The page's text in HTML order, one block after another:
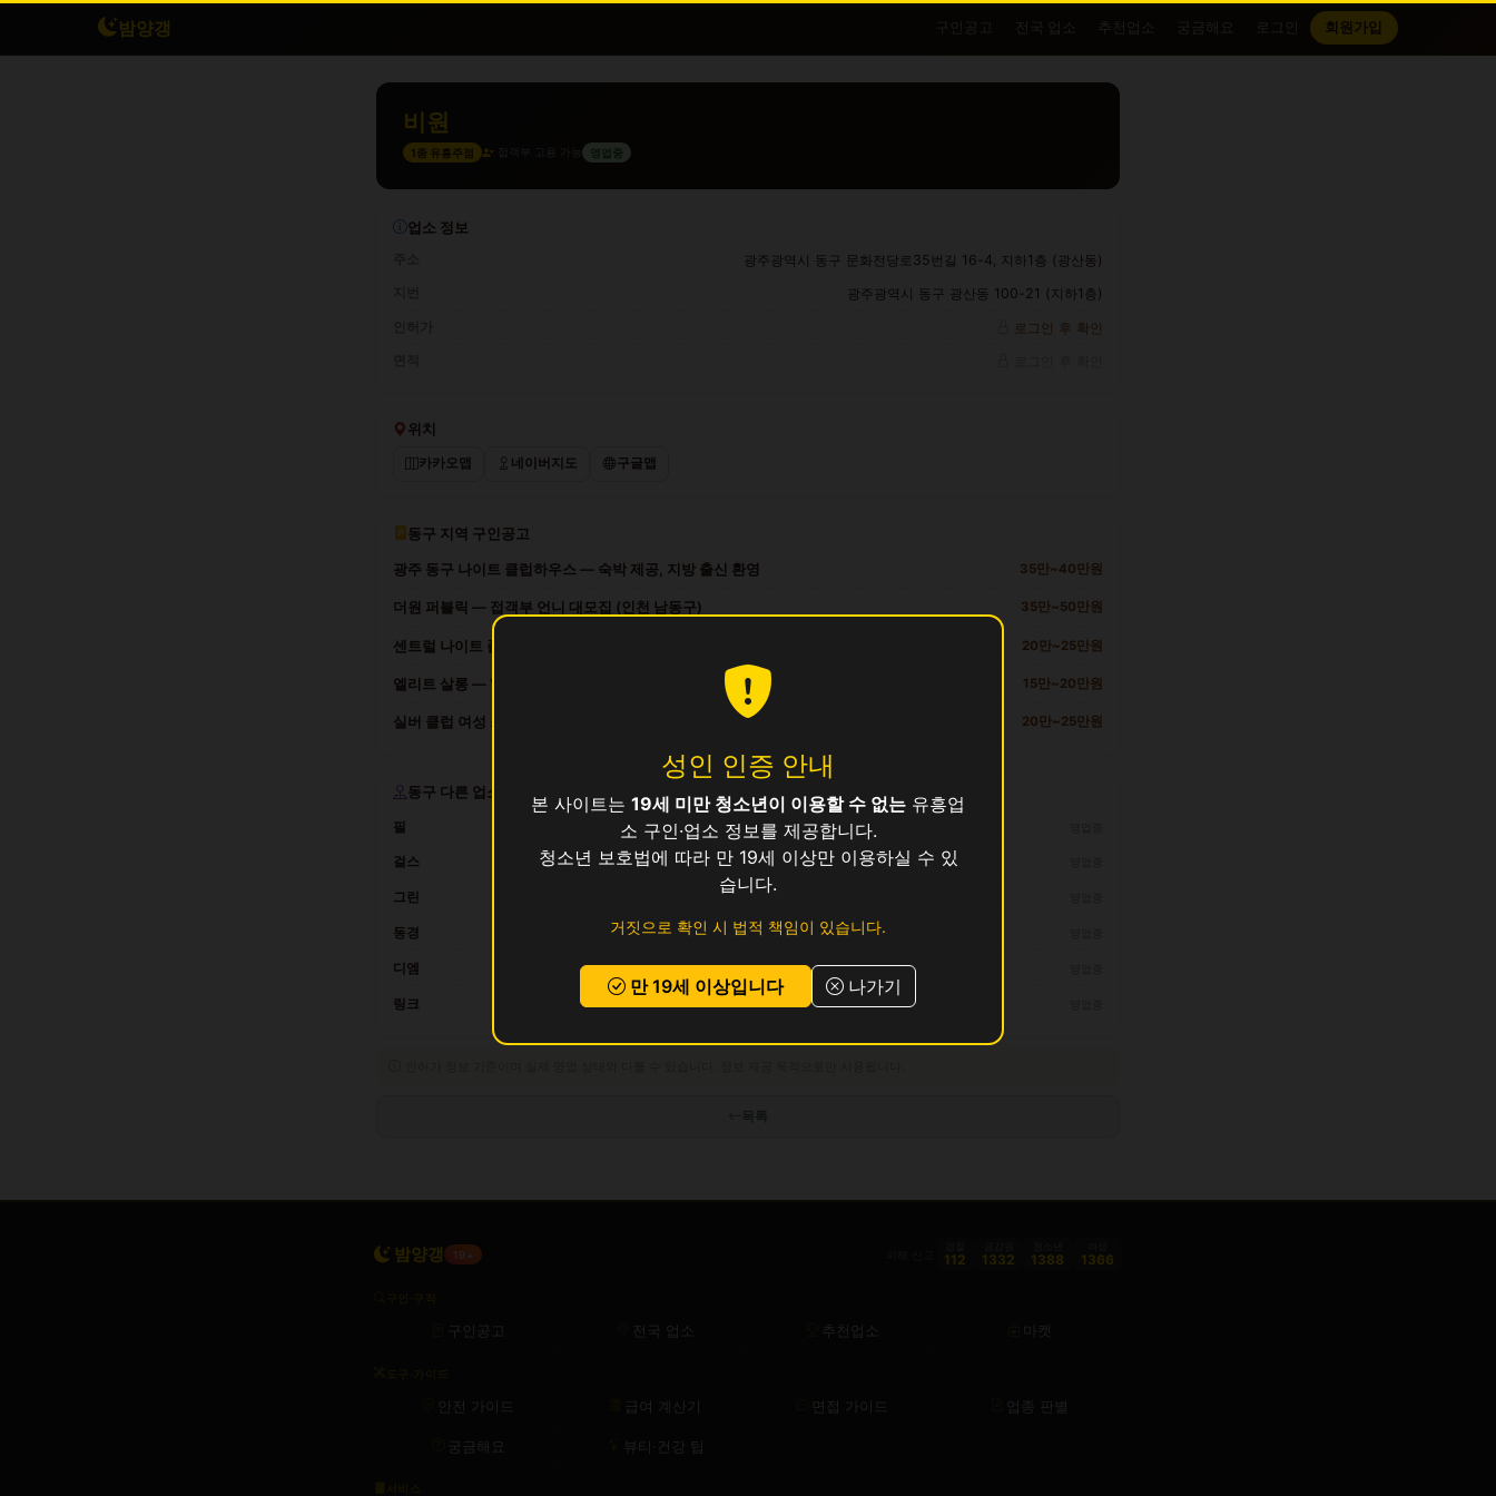
밤양갱 구인공고 전국 업소 추천업소 궁금해요 회원가입
성인 인증 안내
본 사이트는 19세 미만 청소년이 이용할 수 없는 유흥업
소 구인·업소 정보를 제공합니다.
청소년 보호법에 따라 만 19세 이상만 이용하실 수 있
습니다.
거짓으로 확인 시 법적 책임이 있습니다.
만 19세 이상입니다 나가기
비원
1종 유흥주점 영업중
업소 정보
광주광역시 동구 문화전당로35번길 16-4, 지하1층 (광산동)
광주광역시 동구 광산동 100-21 (지하1층)
로그인 후 확인
위치
카카오맵 네이버지도 구글맵
동구 지역 구인공고
광주 동구 나이트 클럽하우스 — 숙박 제공, 지방 출신 환영 35만~40만원
더원 퍼블릭 — 접객부 언니 대모집 (인천 남동구) 35만~50만원
센트럴 나이트 풀타임/파트타임 접객부 모집 20만~25만원
엘리트 살롱 — VIP룸 담당 언니 급구 15만~20만원
실버 클럽 여성 스태프 모집 · 일급 보장 20만~25만원
동구 다른 업소
필
걸스
그린
동경
디엠
링크
밤양갱 19+ 112 1332 1388 1366
구인공고 전국 업소 추천업소 마켓
안전 가이드 급여 계산기 면접 가이드 업종 판별
궁금해요 뷰티·건강 팁